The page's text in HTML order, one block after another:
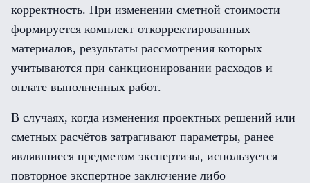
корректность. При изменении сметной стоимости
формируется комплект откорректированных
материалов, результаты рассмотрения которых
учитываются при санкционировании расходов и
оплате выполненных работ.
В случаях, когда изменения проектных решений или
сметных расчётов затрагивают параметры, ранее
являвшиеся предметом экспертизы, используется
повторное экспертное заключение либо